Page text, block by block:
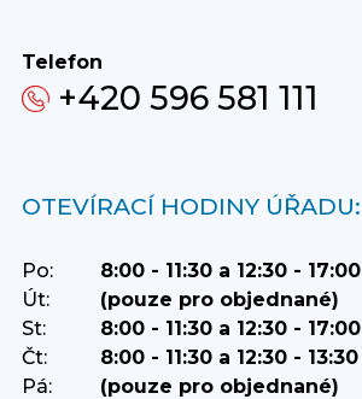
Telefon
+420 596 581 111
OTEVÍRACÍ HODINY ÚŘADU:
Po:
8:00 - 11:30 a 12:30 - 17:00
Út:
(pouze pro objednané)
St:
8:00 - 11:30 a 12:30 - 17:00
Čt:
8:00 - 11:30 a 12:30 - 13:30
Pá:
(pouze pro objednané)